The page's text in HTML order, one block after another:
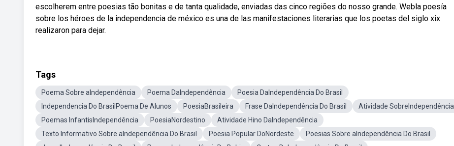
escolherem entre poesias tão bonitas e de tanta qualidade, enviadas das cinco regiões do nosso grande. Webla poesía
sobre los héroes de la independencia de méxico es una de las manifestaciones literarias que los poetas del siglo xix
realizaron para dejar.
Tags
Poema Sobre aIndependência Poema DaIndependência
Poesia DaIndependência Do Brasil
Independencia Do BrasilPoema De Alunos
PoesiaBrasileira Frase DaIndependência Do Brasil
Atividade SobreIndependência
Poemas InfantisIndependência
PoesiaNordestino
Atividade Hino DaIndependência
Texto Informativo Sobre aIndependência Do Brasil
Poesia Popular DoNordeste
Poesias Sobre aIndependência Do Brasil